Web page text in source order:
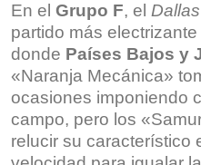
En el Grupo F, el
partido más
donde Países Bajos y
«Naranja Mecánica»
ocasiones imponiendo
campo, pero los
relucir su característico